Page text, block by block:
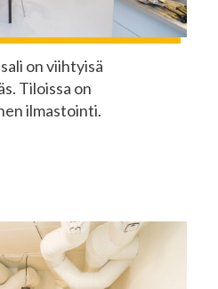
on viihtyisä
Tiloissa on
ilmastointi.